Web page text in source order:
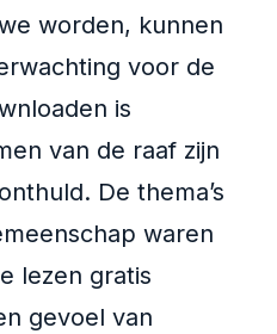
worden, kunnen
voor de
is
van de raaf zijn
De thema’s
waren
lezen gratis
gevoel van